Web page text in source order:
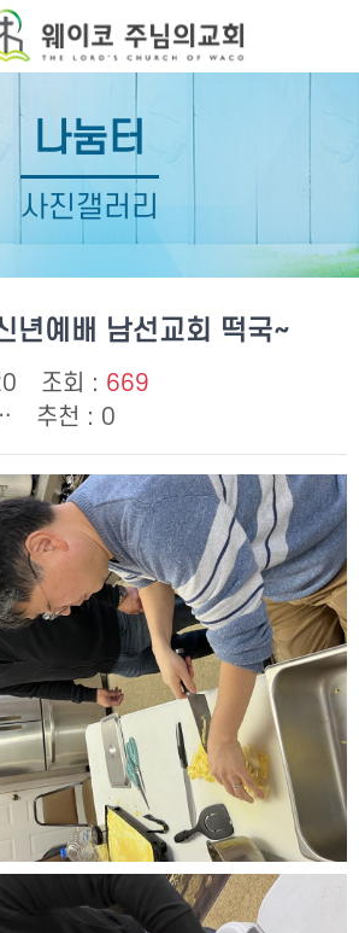
나눔터
사진갤러리
예배 남선교회 떡국~
조회 : 669
추천 : 0